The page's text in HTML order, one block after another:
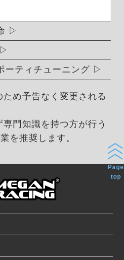
ーティチューニング
め予告なく変更される
門知識を持つ方が行う
を推奨します。
Page
top